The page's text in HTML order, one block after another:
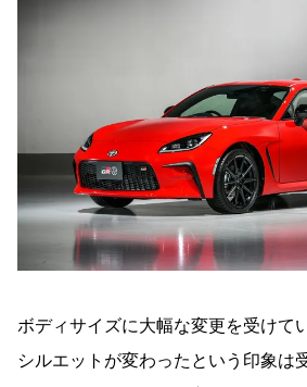
ボディサイズに大幅な変更を受けて
シルエットが変わったという印象は